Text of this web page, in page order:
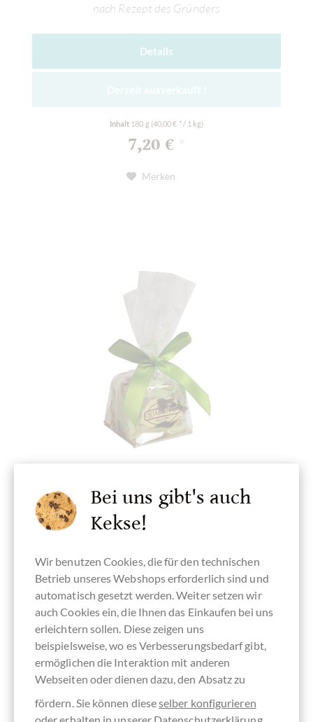
nach Rezept des Gründers
Details
Inhalt 180 g (40,00 € * / 1 kg)
7,20 €
Merken
quaranta
Softnougat Würfel mit Pistazien
Details
Derzeit ausverkauft !
6,20 €*
Merken
Bei uns gibt's auch
Kekse!
Wir benutzen Cookies, die für den technischen
Betrieb unseres Webshops erforderlich sind und
automatisch gesetzt werden. Weiter setzen wir
auch Cookies ein, die Ihnen das Einkaufen bei uns
erleichtern sollen. Diese zeigen uns
beispielsweise, wo es Verbesserungsbedarf gibt,
ermöglichen die Interaktion mit anderen
Webseiten oder dienen dazu, den Absatz zu
fördern. Sie können dieseselber konfigurieren